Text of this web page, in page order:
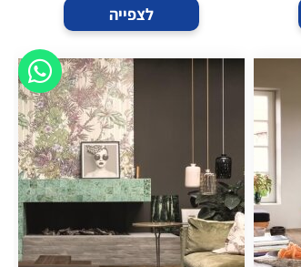
לצפייה